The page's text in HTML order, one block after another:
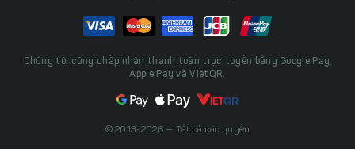
Chúng tôi cũng chấp nhận thanh toán trực tuyến bằng Google Pay,
Apple Pay và VietQR.
© 2013-2026 — Tất cả các quyền